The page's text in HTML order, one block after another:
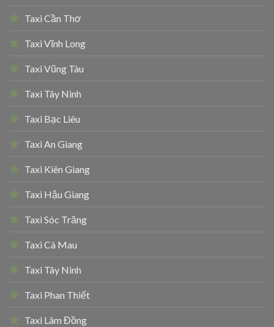
Taxi Cần Thơ
Taxi Vĩnh Long
Taxi Vũng Tàu
Taxi Tây Ninh
Taxi Bạc Liêu
Taxi An Giang
Taxi Kiên Giang
Taxi Hậu Giang
Taxi Sóc Trăng
Taxi Cà Mau
Taxi Tây Ninh
Taxi Phan Thiết
Taxi Lâm Đồng